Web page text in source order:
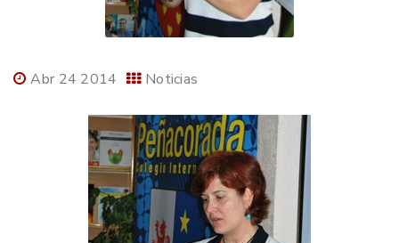
Abr 24 2014 Noticias